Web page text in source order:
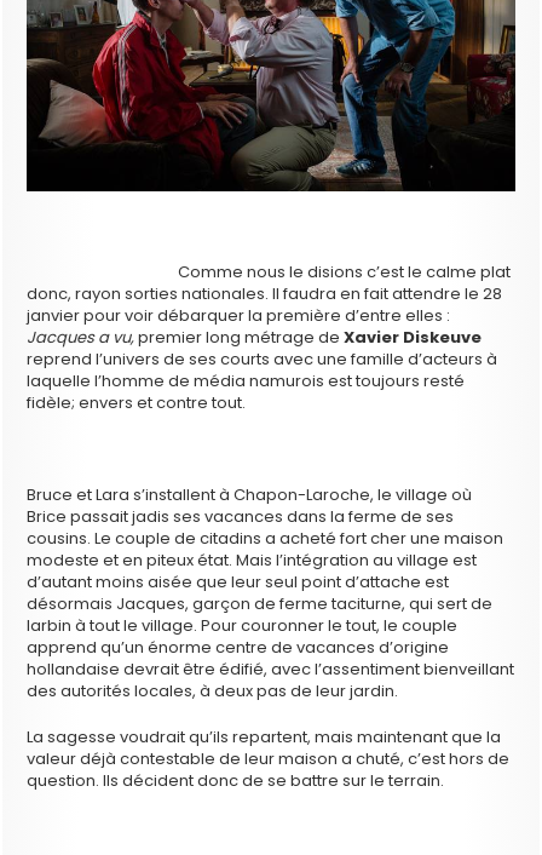
Comme nous le disions c’est le calme plat
donc, rayon sorties nationales. Il faudra en fait attendre le 28
janvier pour voir débarquer la première d’entre elles :
Jacques a vu,premier long métrage deXavier Diskeuve
reprend l’univers de ses courts avec une famille d’acteurs à
laquelle l’homme de média namurois est toujours resté
fidèle; envers et contre tout.
Bruce et Lara s’installent à Chapon-Laroche, le village où
Brice passait jadis ses vacances dans la ferme de ses
cousins. Le couple de citadins a acheté fort cher une maison
modeste et en piteux état. Mais l’intégration au village est
d’autant moins aisée que leur seul point d’attache est
désormais Jacques, garçon de ferme taciturne, qui sert de
larbin à tout le village. Pour couronner le tout, le couple
apprend qu’un énorme centre de vacances d’origine
hollandaise devrait être édifié, avec l’assentiment bienveillant
des autorités locales, à deux pas de leur jardin.
La sagesse voudrait qu’ils repartent, mais maintenant que la
valeur déjà contestable de leur maison a chuté, c’est hors de
question. Ils décident donc de se battre sur le terrain.